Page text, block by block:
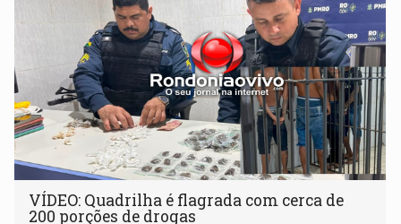
VÍDEO: Quadrilha é flagrada com cerca de
200 porções de drogas